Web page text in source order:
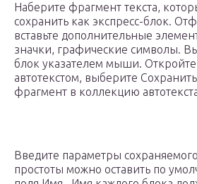
Наберите фрагмент текста,
сохранить как экспресс-блок.
вставьте дополнительные
значки, графические символы.
блок указателем мыши.
автотекстом, выберите
фрагмент в коллекцию
Введите параметры
простоты можно оставить по